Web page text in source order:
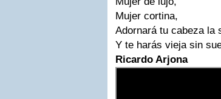
Mujer cortina,
Adornará tu cabeza la
Y te harás vieja sin
Ricardo Arjona